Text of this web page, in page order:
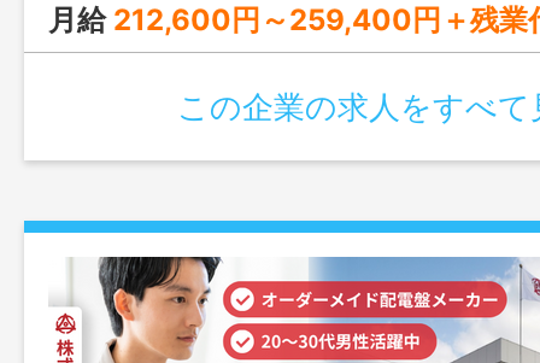
月給 212,600円～259,400円＋残業
この企業の求人をすべて